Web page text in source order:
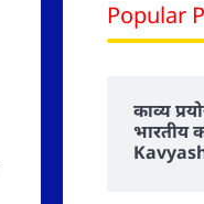
Popular
काव्य
भारतीय